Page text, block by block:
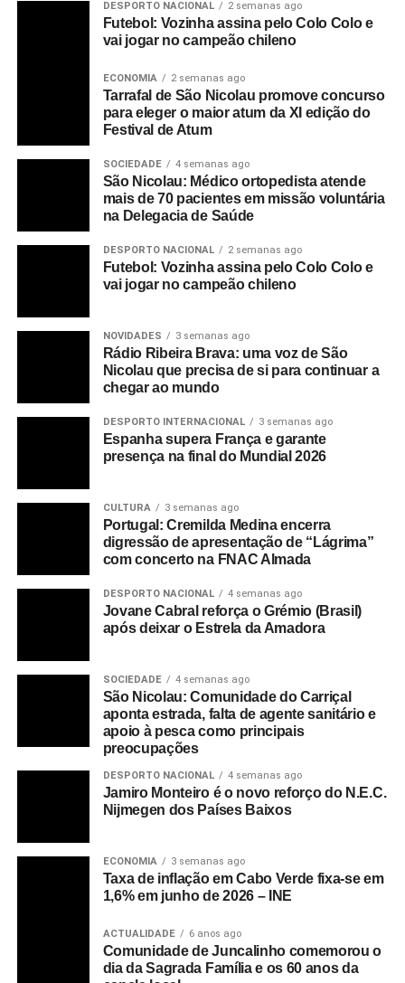
DESPORTO NACIONAL 2 semanas ago
Futebol: Vozinha assina pelo Colo Colo e
vai jogar no campeão chileno
ECONOMIA 2 semanas ago
Tarrafal de São Nicolau promove concurso
para eleger o maior atum da XI edição do
Festival de Atum
SOCIEDADE 4 semanas ago
São Nicolau: Médico ortopedista atende
mais de 70 pacientes em missão voluntária
na Delegacia de Saúde
DESPORTO NACIONAL 2 semanas ago
Futebol: Vozinha assina pelo Colo Colo e
vai jogar no campeão chileno
NOVIDADES 3 semanas ago
Rádio Ribeira Brava: uma voz de São
Nicolau que precisa de si para continuar a
chegar ao mundo
DESPORTO INTERNACIONAL 3 semanas ago
Espanha supera França e garante
presença na final do Mundial 2026
CULTURA 3 semanas ago
Portugal: Cremilda Medina encerra
digressão de apresentação de “Lágrima”
com concerto na FNAC Almada
DESPORTO NACIONAL 4 semanas ago
Jovane Cabral reforça o Grémio (Brasil)
após deixar o Estrela da Amadora
SOCIEDADE 4 semanas ago
São Nicolau: Comunidade do Carriçal
aponta estrada, falta de agente sanitário e
apoio à pesca como principais
preocupações
DESPORTO NACIONAL 4 semanas ago
Jamiro Monteiro é o novo reforço do N.E.C.
Nijmegen dos Países Baixos
ECONOMIA 3 semanas ago
Taxa de inflação em Cabo Verde fixa-se em
1,6% em junho de 2026 – INE
ACTUALIDADE 6 anos ago
Comunidade de Juncalinho comemorou o
dia da Sagrada Família e os 60 anos da